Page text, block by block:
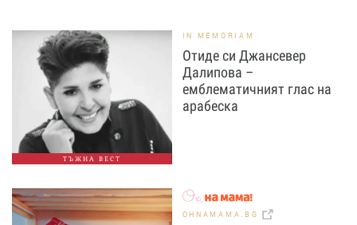
ТЪЖНА ВЕСТ
IN MEMORIAM
Отиде си Джансевер
Далипова –
емблематичният глас на
арабеска
OHNAMAMA.BG